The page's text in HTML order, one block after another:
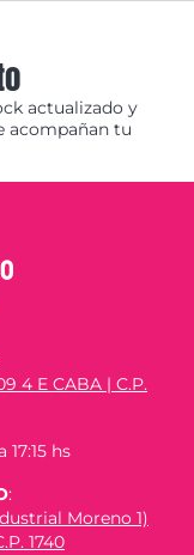
actualizado y
acompañan tu
4 E CABA | C.P.
hs
:
Moreno 1)
1740